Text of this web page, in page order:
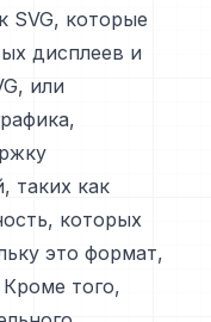
SVG, которые
дисплеев и
или
таких как
которых
это формат,
того,